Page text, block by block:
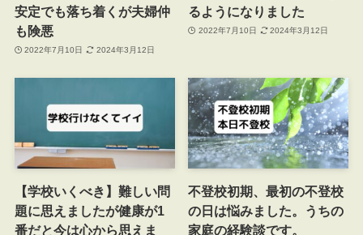
安定でも落ち着くが夫婦仲
も険悪
2022年7月10日 2024年3月12日
るようになりました
2022年7月10日 2024年3月12日
【学校いくべき】難しい問
題に思えましたが健康が1
番だと今は心から思えま
不登校初期、最初の不登校
の日は悩みました。うちの
家庭の経験談です。